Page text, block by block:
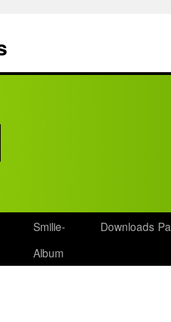
Smilie-
Album
Downloads